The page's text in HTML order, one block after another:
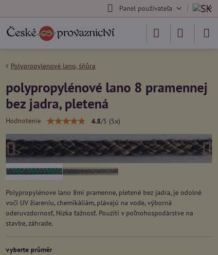
Panel používateľa
Polypropylenové lano, šňůra
polypropylénové lano 8 pramennej
bez jadra, pletená
Hodnotenie 4.8/5 (5x)
Polypropylénove lano 8mi pramenne, pletené bez jadra, je odolné
voči UV žiareniu, chemikáliám, plávajú na vode, výborná
oderuvzdornosť, Nízka ťažnosť. Pouziti v poľnohospodárstve na
stavbe, záhrade.
vyberte průměr